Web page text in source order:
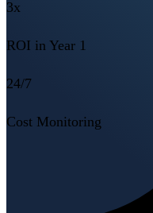
3x
ROI in Year 1
24/7
Cost Monitoring